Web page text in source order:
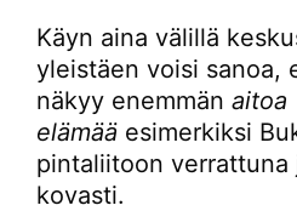
Käyn aina välillä
yleistäen voisi sanoa,
näkyy enemmän aitoa
elämää esimerkiksi
pintaliitoon verrattuna
kovasti.